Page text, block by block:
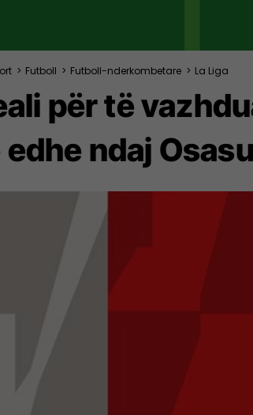
> Futboll > Futboll-nderkombetare > La Liga
për të
ndaj